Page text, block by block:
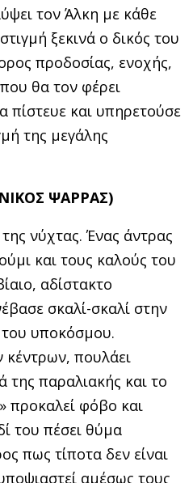
τον Άλκη με κάθε
ξεκινά ο δικός του
προδοσίας, ενοχής,
θα τον φέρει
πίστευε και υπηρετούσε
της μεγάλης
ΨΑΡΡΑΣ)
νύχτας. Ένας άντρας
και τους καλούς του
αδίστακτο
σκαλί-σκαλί στην
του υποκόσμου.
κέντρων, πουλάει
της παραλιακής και το
προκαλεί φόβο και
του πέσει θύμα
πως τίποτα δεν είναι
αμέσως τους